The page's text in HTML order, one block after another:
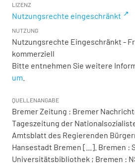
LIZENZ
Nutzungsrechte eingeschränkt
NUTZUNG
Nutzungsrechte Eingeschränkt -
kommerziell
Bitte entnehmen Sie weitere
um
QUELLENANGABE
Bremer Zeitung : Bremer
Tageszeitung der
Amtsblatt des Regierenden
Hansestadt Bremen [...]. Bremen :
Universitätsbibliothek ; Bremen :